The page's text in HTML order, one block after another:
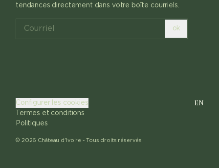
tendances directement dans votre boîte courriels.
ok
© 2026 Château d'Ivoire - Tous droits réservés
Configurer les cookies
Termes et conditions
Politiques
EN